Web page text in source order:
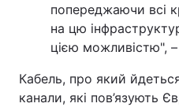
попереджаючи всі
на цю
цією можливістю",
Кабель, про який
канали, які пов’язують